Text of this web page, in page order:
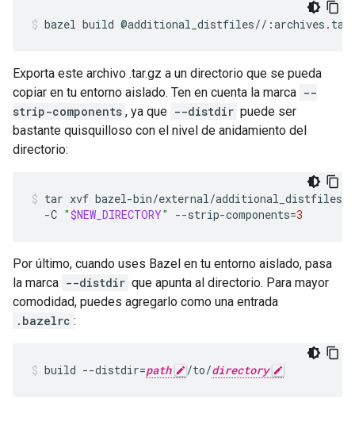
bazel build @additional_distfiles//:archives.tar
Exporta este archivo .tar.gz a un directorio que se pueda
copiar en tu entorno aislado. Ten en cuenta la marca --
strip-components , ya que --distdir puede ser
bastante quisquilloso con el nivel de anidamiento del
directorio:
tar xvf bazel-bin/external/additional_distfiles/
-C "$NEW_DIRECTORY" --strip-components=3
Por último, cuando uses Bazel en tu entorno aislado, pasa
la marca --distdir que apunta al directorio. Para mayor
comodidad, puedes agregarlo como una entrada
.bazelrc :
build --distdir=path /to/directory